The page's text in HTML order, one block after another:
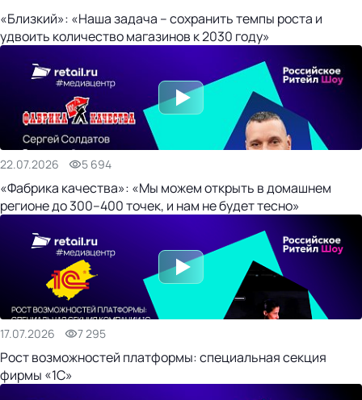
«Близкий»: «Наша задача – сохранить темпы роста и
удвоить количество магазинов к 2030 году»
22.07.2026 5 694
«Фабрика качества»: «Мы можем открыть в домашнем
регионе до 300–400 точек, и нам не будет тесно»
17.07.2026 7 295
Рост возможностей платформы: специальная секция
фирмы «1С»